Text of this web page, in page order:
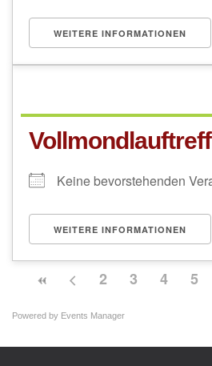
WEITERE INFORMATIONEN
Vollmondlauftreff
Keine bevorstehenden
WEITERE INFORMATIONEN
2 3 4 5
Powered by Events Manager